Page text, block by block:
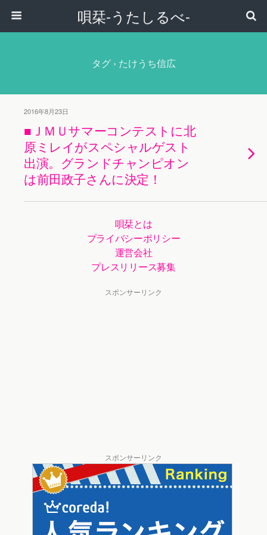
唄栞-うたしるべ-
タグ › たけうち信広
2016年8月23日
■ＪＭＵサマーコンテストに北
原ミレイがスペシャルゲスト
出演。グランドチャンピオン
は前田政子さんに決定！
唄栞とは
プライバシーポリシー
運営会社
プレスリリース募集
スポンサーリンク
スポンサーリンク